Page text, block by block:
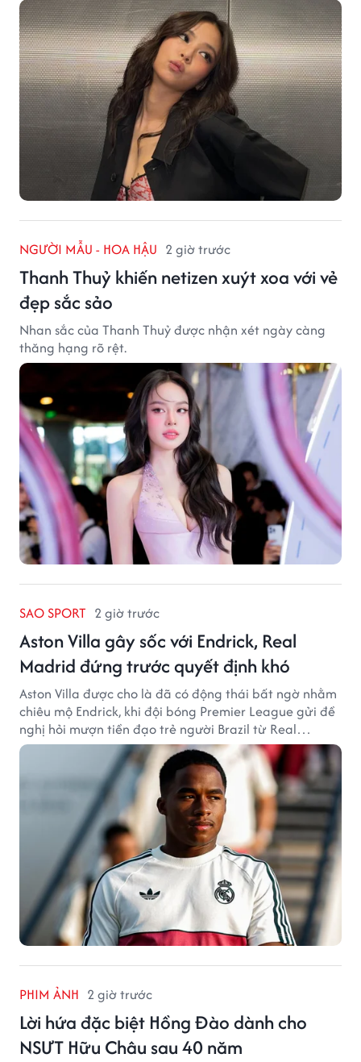
NGƯỜI MẪU - HOA HẬU 2 giờ trước
Thanh Thuỷ khiến netizen xuýt xoa với vẻ
đẹp sắc sảo
Nhan sắc của Thanh Thuỷ được nhận xét ngày càng
thăng hạng rõ rệt.
SAO SPORT 2 giờ trước
Aston Villa gây sốc với Endrick, Real
Madrid đứng trước quyết định khó
Aston Villa được cho là đã có động thái bất ngờ nhằm
chiêu mộ Endrick, khi đội bóng Premier League gửi đề
nghị hỏi mượn tiền đạo trẻ người Brazil từ Real
Madrid.
PHIM ẢNH 2 giờ trước
Lời hứa đặc biệt Hồng Đào dành cho
NSƯT Hữu Châu sau 40 năm